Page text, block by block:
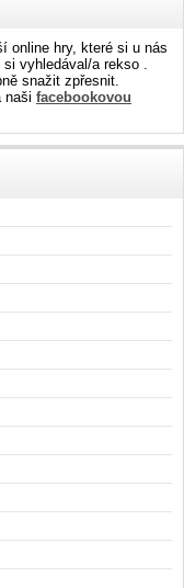
online hry, které si u nás
vyhledával/a rekso .
snažit zpřesnit.
naši facebookovou